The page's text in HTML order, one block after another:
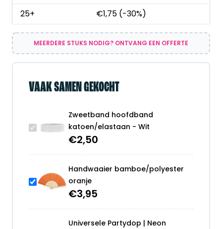
25+
€1,75 (-30%)
MEERDERE STUKS NODIG? ONTVANG EEN OFFERTE
VAAK SAMEN GEKOCHT
Zweetband hoofdband
katoen/elastaan - Wit
€2,50
Handwaaier bamboe/polyester
oranje
€3,95
Universele Partydop | Neon